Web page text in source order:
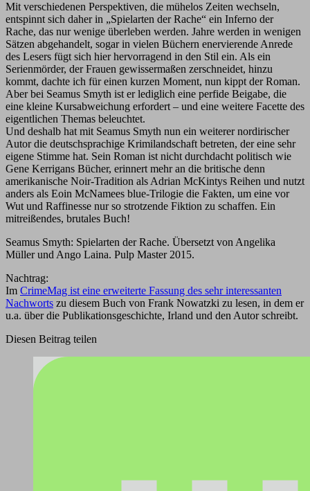
Mit verschiedenen Perspektiven, die mühelos Zeiten wechseln,
entspinnt sich daher in „Spielarten der Rache“ ein Inferno der
Rache, das nur wenige überleben werden. Jahre werden in wenigen
Sätzen abgehandelt, sogar in vielen Büchern enervierende Anrede
des Lesers fügt sich hier hervorragend in den Stil ein. Als ein
Serienmörder, der Frauen gewissermaßen zerschneidet, hinzu
kommt, dachte ich für einen kurzen Moment, nun kippt der Roman.
Aber bei Seamus Smyth ist er lediglich eine perfide Beigabe, die
eine kleine Kursabweichung erfordert – und eine weitere Facette des
eigentlichen Themas beleuchtet.
Und deshalb hat mit Seamus Smyth nun ein weiterer nordirischer
Autor die deutschsprachige Krimilandschaft betreten, der eine sehr
eigene Stimme hat. Sein Roman ist nicht durchdacht politisch wie
Gene Kerrigans Bücher, erinnert mehr an die britische denn
amerikanische Noir-Tradition als Adrian McKintys Reihen und nutzt
anders als Eoin McNamees blue-Trilogie die Fakten, um eine vor
Wut und Raffinesse nur so strotzende Fiktion zu schaffen. Ein
mitreißendes, brutales Buch!
Seamus Smyth: Spielarten der Rache. Übersetzt von Angelika
Müller und Ango Laina. Pulp Master 2015.
Nachtrag:
Im CrimeMag ist eine erweiterte Fassung des sehr interessanten
Nachworts zu diesem Buch von Frank Nowatzki zu lesen, in dem er
u.a. über die Publikationsgeschichte, Irland und den Autor schreibt.
Diesen Beitrag teilen